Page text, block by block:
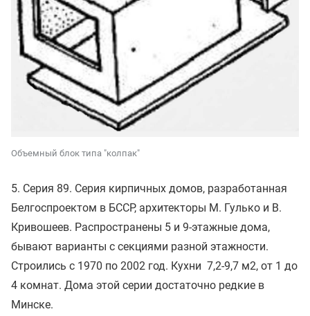
Объемный блок типа "колпак"
5. Серия 89. Серия кирпичных домов, разработанная
Белгоспроектом в БССР, архитекторы М. Гулько и В.
Кривошеев. Распространены 5 и 9-этажные дома,
бывают варианты с секциями разной этажности.
Строились с 1970 по 2002 год. Кухни 7,2-9,7 м2, от 1 до
4 комнат. Дома этой серии достаточно редкие в
Минске.